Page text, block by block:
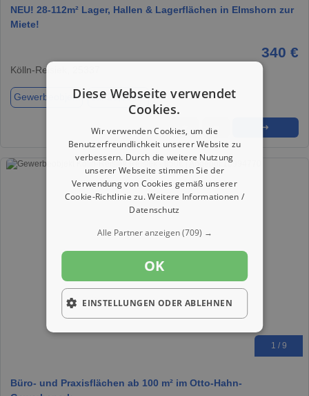
NEU! 28-112m² Lager, Hallen & Lagerflächen in Elmshorn zur
Miete!
340 €
Kölln-Reisiek, 25337
Gewerbeobjekt ca. 28,00 m²
★ ➦ ➜
1 / 9
Büro- und Praxisflächen ab 100 m² im Otto-Hahn-
Diese Webseite verwendet
Cookies.
Wir verwenden Cookies, um die
Benutzerfreundlichkeit unserer Website zu
verbessern. Durch die weitere Nutzung
unserer Webseite stimmen Sie der
Verwendung von Cookies gemäß unserer
Cookie-Richtlinie zu.Weitere Informationen /
Datenschutz
Alle Partner anzeigen(709) →
OK
EINSTELLUNGEN ODER ABLEHNEN